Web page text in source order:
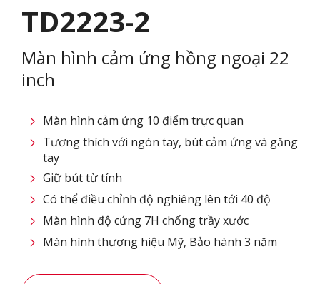
TD2223-2
Màn hình cảm ứng hồng ngoại 22
inch
Màn hình cảm ứng 10 điểm trực quan
Tương thích với ngón tay, bút cảm ứng và găng
tay
Giữ bút từ tính
Có thể điều chỉnh độ nghiêng lên tới 40 độ
Màn hình độ cứng 7H chống trầy xước
Màn hình thương hiệu Mỹ, Bảo hành 3 năm